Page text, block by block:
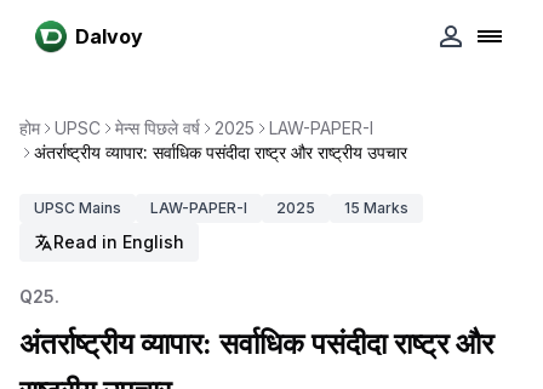
Dalvoy
होम UPSC मेन्स पिछले वर्ष 2025
LAW-PAPER-I
अंतर्राष्ट्रीय व्यापार: सर्वाधिक पसंदीदा राष्ट्र और राष्ट्रीय उपचार
UPSC Mains LAW-PAPER-I 2025 15 Marks
Read in English
Q25.
अंतर्राष्ट्रीय व्यापार: सर्वाधिक पसंदीदा राष्ट्र और